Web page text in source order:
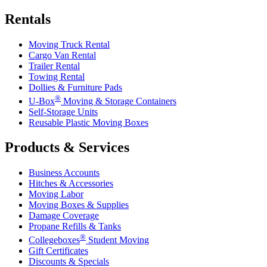
Rentals
Moving Truck Rental
Cargo Van Rental
Trailer Rental
Towing Rental
Dollies & Furniture Pads
U-Box® Moving & Storage Containers
Self-Storage Units
Reusable Plastic Moving Boxes
Products & Services
Business Accounts
Hitches & Accessories
Moving Labor
Moving Boxes & Supplies
Damage Coverage
Propane Refills & Tanks
Collegeboxes® Student Moving
Gift Certificates
Discounts & Specials